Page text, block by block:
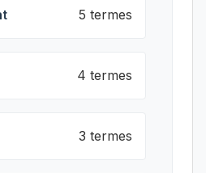
5 termes
4 termes
3 termes